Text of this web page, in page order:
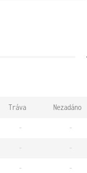
Tráva Nezadáno
- -
- -
- -